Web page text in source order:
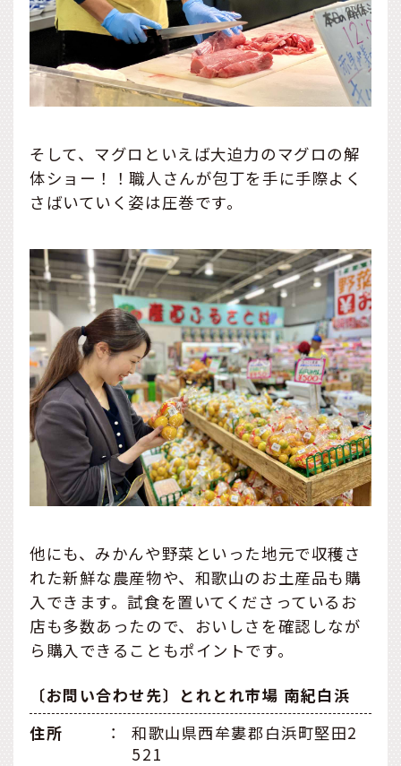
そして、マグロといえば大迫力のマグロの解
体ショー！！職人さんが包丁を手に手際よく
さばいていく姿は圧巻です。
他にも、みかんや野菜といった地元で収穫さ
れた新鮮な農産物や、和歌山のお土産品も購
入できます。試食を置いてくださっているお
店も多数あったので、おいしさを確認しなが
ら購入できることもポイントです。
〔お問い合わせ先〕とれとれ市場 南紀白浜
住所
：
和歌山県西牟婁郡白浜町堅田2
521